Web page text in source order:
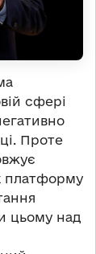
сфері
Проте
платформу
цьому над